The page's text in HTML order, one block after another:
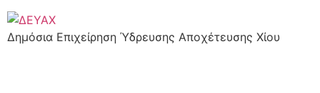
Δημόσια Επιχείρηση Ύδρευσης Αποχέτευσης Χίου